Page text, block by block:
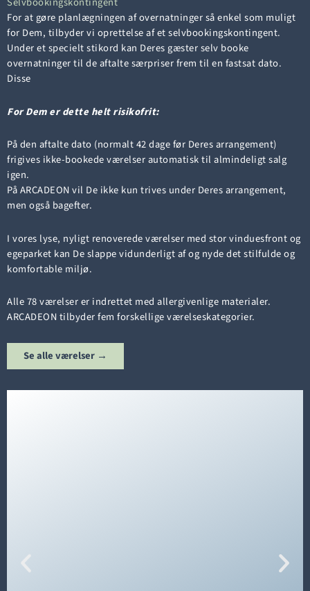
For at gøre planlægningen af overnatninger så enkel som muligt
for Dem, tilbyder vi oprettelse af et selvbookingskontingent.
Under et specielt stikord kan Deres gæster selv booke
overnatninger til de aftalte særpriser frem til en fastsat dato.
Disse
For Dem er dette helt risikofrit:
På den aftalte dato (normalt 42 dage før Deres arrangement)
frigives ikke-bookede værelser automatisk til almindeligt salg
igen.
På ARCADEON vil De ikke kun trives under Deres arrangement,
men også bagefter.
I vores lyse, nyligt renoverede værelser med stor vinduesfront og
egeparket kan De slappe vidunderligt af og nyde det stilfulde og
komfortable miljø.
Alle 78 værelser er indrettet med allergivenlige materialer.
ARCADEON tilbyder fem forskellige værelseskategorier.
Se alle værelser →